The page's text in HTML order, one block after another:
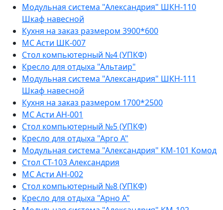
Модульная система "Александрия" ШКН-110
Шкаф навесной
Кухня на заказ размером 3900*600
МС Асти ШК-007
Стол компьютерный №4 (УПКФ)
Кресло для отдыха "Альтаир"
Модульная система "Александрия" ШКН-111
Шкаф навесной
Кухня на заказ размером 1700*2500
МС Асти АН-001
Стол компьютерный №5 (УПКФ)
Кресло для отдыха "Арго А"
Модульная система "Александрия" КМ-101 Комод
Стол СТ-103 Александрия
МС Асти АН-002
Стол компьютерный №8 (УПКФ)
Кресло для отдыха "Арно А"